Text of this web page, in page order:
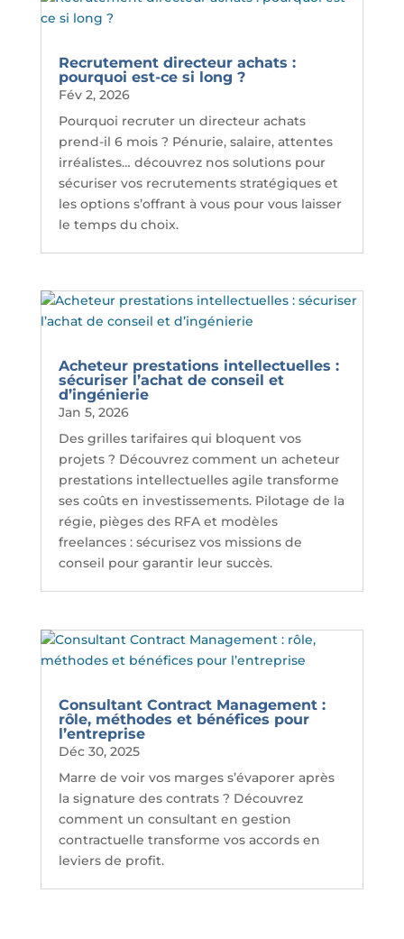
Recrutement directeur achats :
pourquoi est-ce si long ?
Fév 2, 2026
Pourquoi recruter un directeur achats
prend-il 6 mois ? Pénurie, salaire, attentes
irréalistes… découvrez nos solutions pour
sécuriser vos recrutements stratégiques et
les options s’offrant à vous pour vous laisser
le temps du choix.
Acheteur prestations intellectuelles :
sécuriser l’achat de conseil et
d’ingénierie
Jan 5, 2026
Des grilles tarifaires qui bloquent vos
projets ? Découvrez comment un acheteur
prestations intellectuelles agile transforme
ses coûts en investissements. Pilotage de la
régie, pièges des RFA et modèles
freelances : sécurisez vos missions de
conseil pour garantir leur succès.
Consultant Contract Management :
rôle, méthodes et bénéfices pour
l’entreprise
Déc 30, 2025
Marre de voir vos marges s’évaporer après
la signature des contrats ? Découvrez
comment un consultant en gestion
contractuelle transforme vos accords en
leviers de profit.